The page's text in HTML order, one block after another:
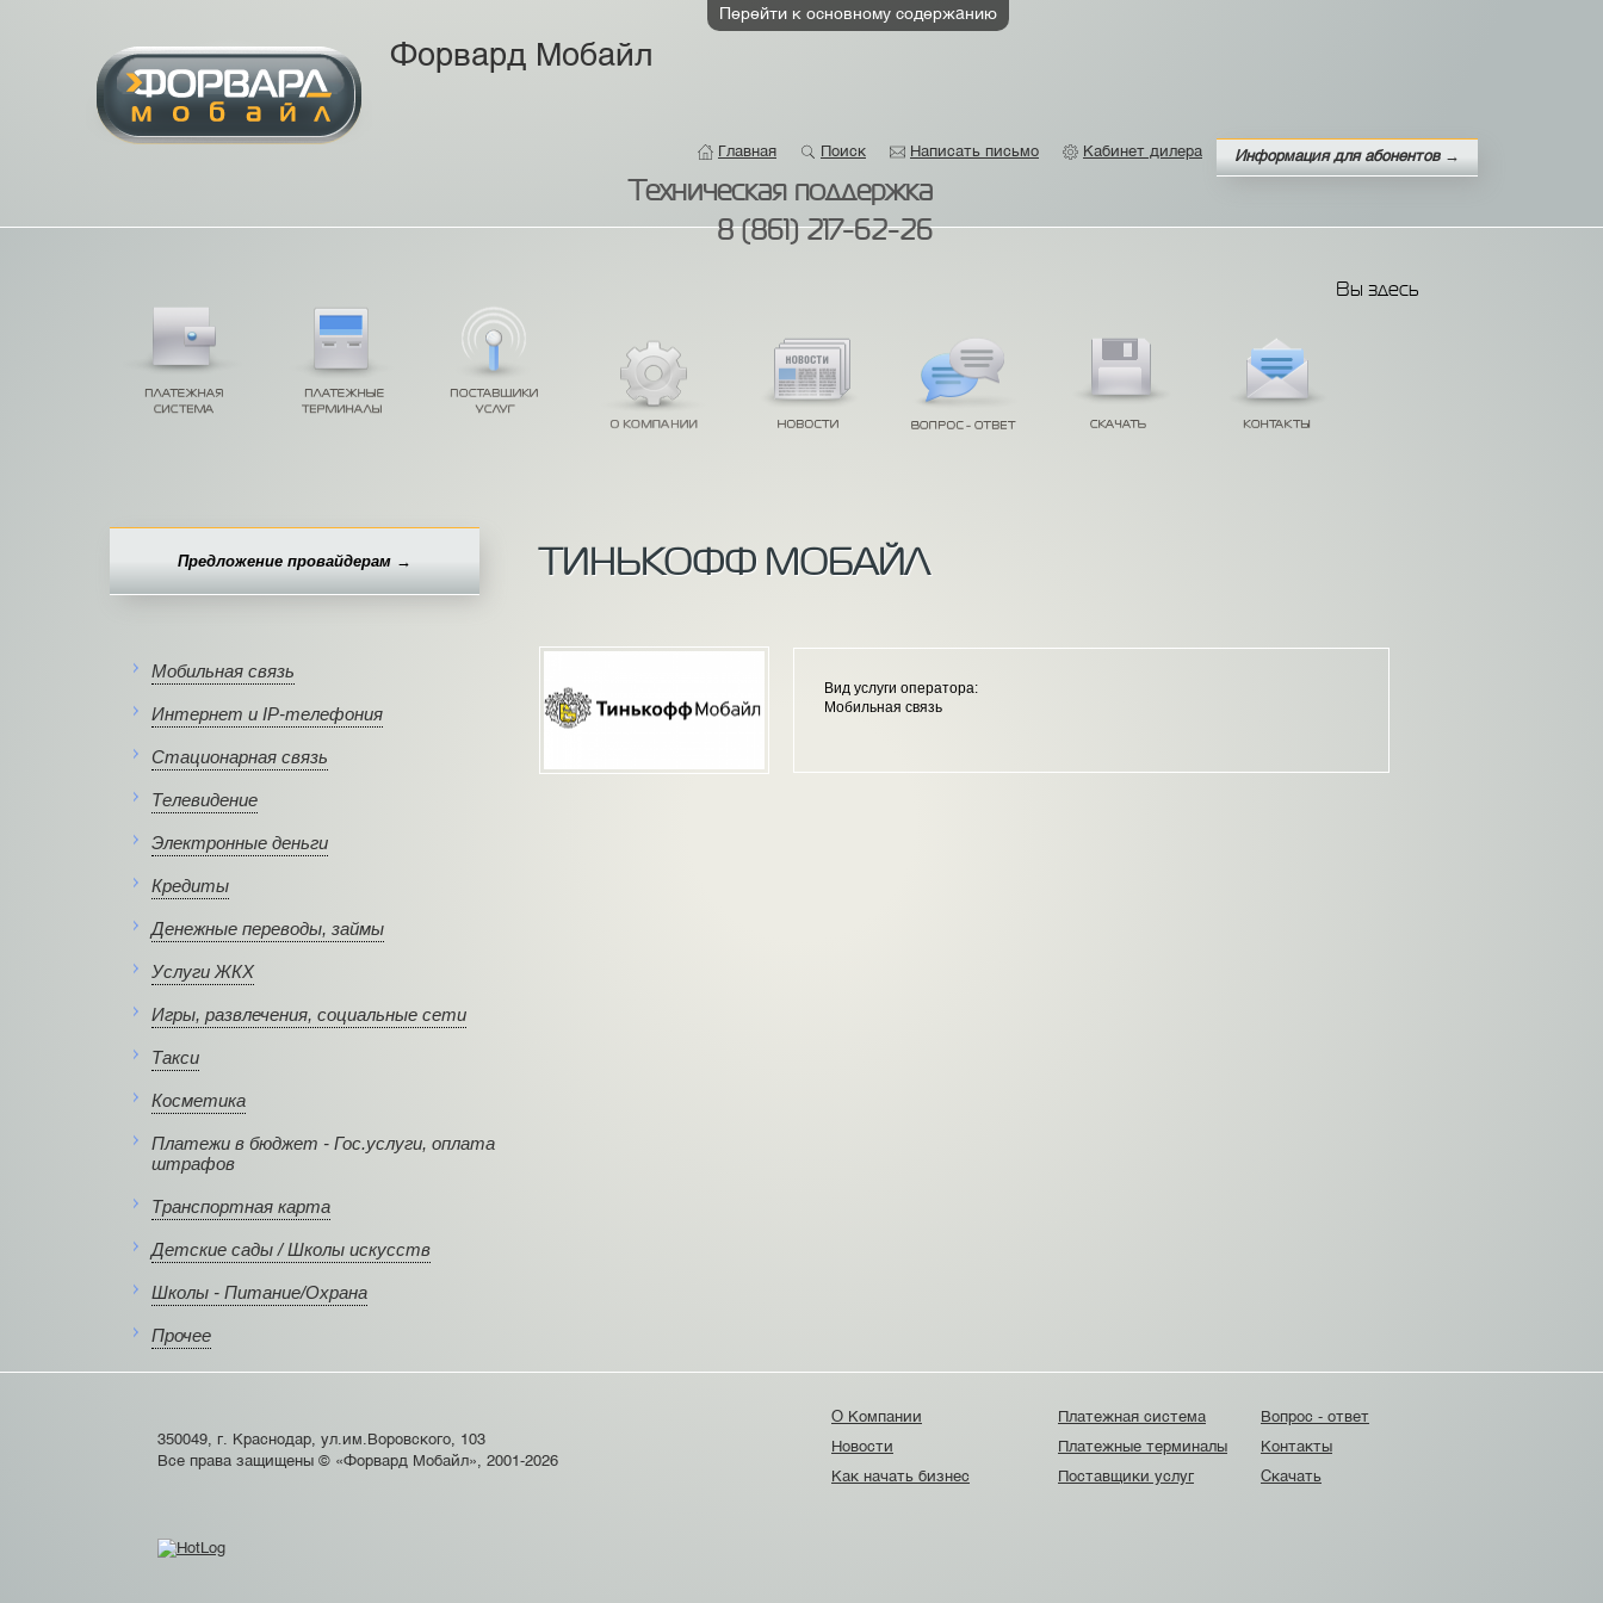
Перейти к основному содержанию
Форвард Мобайл
Главная Поиск Написать письмо Кабинет дилера Информация для абонентов →
Техническая поддержка
8 (861) 217-62-26
Вы здесь
Предложение провайдерам →
Мобильная связь
Интернет и IP-телефония
Стационарная связь
Телевидение
Электронные деньги
Кредиты
Денежные переводы, займы
Услуги ЖКХ
Игры, развлечения, социальные сети
Такси
Косметика
Платежи в бюджет - Гос.услуги, оплата
штрафов
Транспортная карта
Детские сады / Школы искусств
Школы - Питание/Охрана
Прочее
ТИНЬКОФФ МОБАЙЛ
Вид услуги оператора:
Мобильная связь
350049, г. Краснодар, ул.им.Воровского, 103
Все права защищены © «Форвард Мобайл», 2001-2026
О Компании
Новости
Как начать бизнес
Платежная система
Платежные терминалы
Поставщики услуг
Вопрос - ответ
Контакты
Скачать